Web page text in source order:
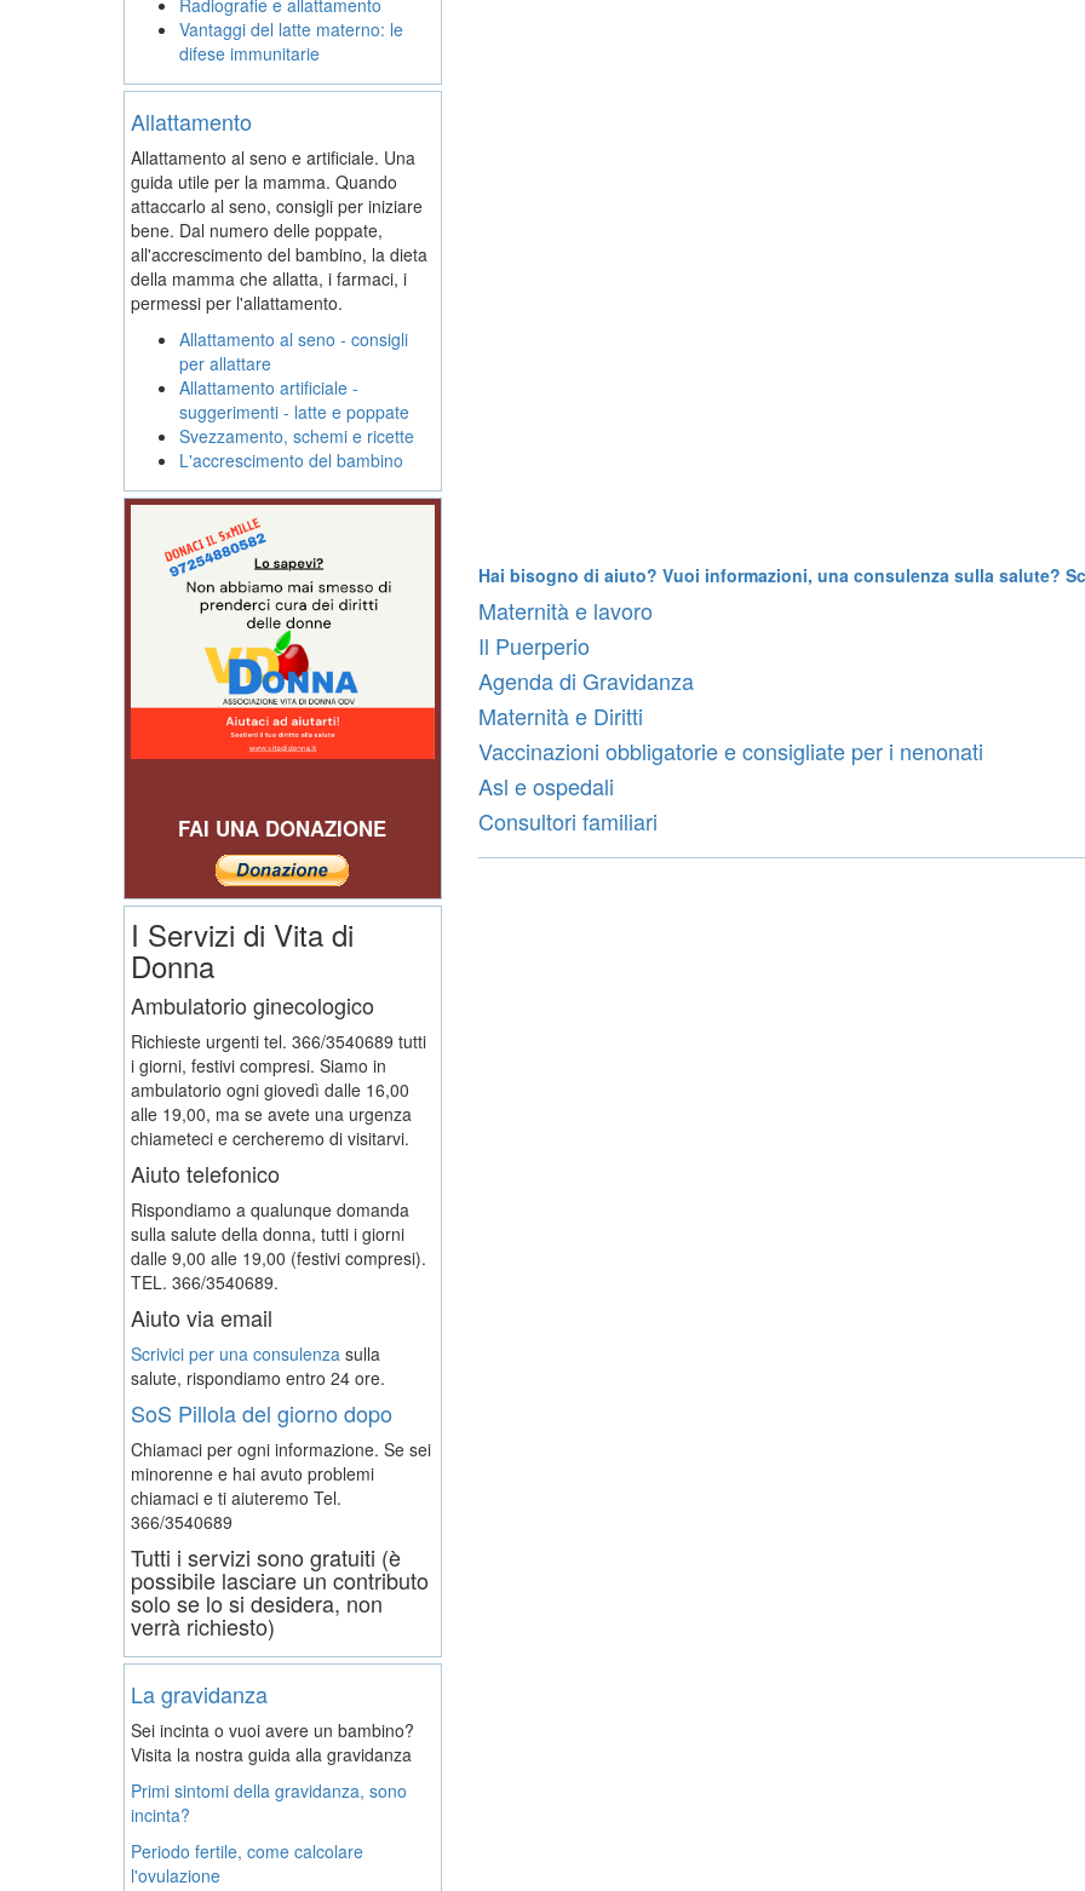
Hai bisogno di aiuto? Vuoi informazioni, una consulenza sulla salute?
Maternità e lavoro
Il Puerperio
Agenda di Gravidanza
Maternità e Diritti
Vaccinazioni obbligatorie e consigliate per i nenonati
Asl e ospedali
Consultori familiari
Radiografie e allattamento
Vantaggi del latte materno: le
difese immunitarie
Allattamento
Allattamento al seno e artificiale. Una
guida utile per la mamma. Quando
attaccarlo al seno, consigli per iniziare
bene. Dal numero delle poppate,
all'accrescimento del bambino, la dieta
della mamma che allatta, i farmaci, i
permessi per l'allattamento.
Allattamento al seno - consigli
per allattare
Allattamento artificiale -
suggerimenti - latte e poppate
Svezzamento, schemi e ricette
L'accrescimento del bambino
FAI UNA DONAZIONE
I Servizi di Vita di
Donna
Ambulatorio ginecologico
Richieste urgenti tel. 366/3540689 tutti
i giorni, festivi compresi. Siamo in
ambulatorio ogni giovedì dalle 16,00
alle 19,00, ma se avete una urgenza
chiameteci e cercheremo di visitarvi.
Aiuto telefonico
Rispondiamo a qualunque domanda
sulla salute della donna, tutti i giorni
dalle 9,00 alle 19,00 (festivi compresi).
TEL. 366/3540689.
Aiuto via email
Scrivici per una consulenza sulla
salute, rispondiamo entro 24 ore.
SoS Pillola del giorno dopo
Chiamaci per ogni informazione. Se sei
minorenne e hai avuto problemi
chiamaci e ti aiuteremo Tel.
366/3540689
Tutti i servizi sono gratuiti (è
possibile lasciare un contributo
solo se lo si desidera, non
verrà richiesto)
La gravidanza
Sei incinta o vuoi avere un bambino?
Visita la nostra guida alla gravidanza
Primi sintomi della gravidanza, sono
incinta?
Periodo fertile, come calcolare
l'ovulazione